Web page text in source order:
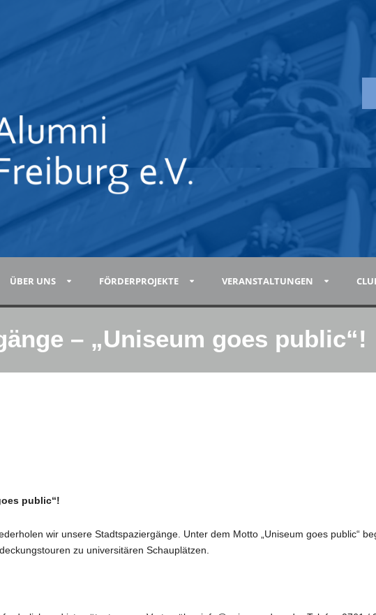
ÜBER UNS FÖRDERPROJEKTE VERANSTALTUNGEN
– „Uniseum goes public“!
public“!
wir unsere Stadtspaziergänge. Unter dem Motto „Uniseum goes public“
zu universitären Schauplätzen.